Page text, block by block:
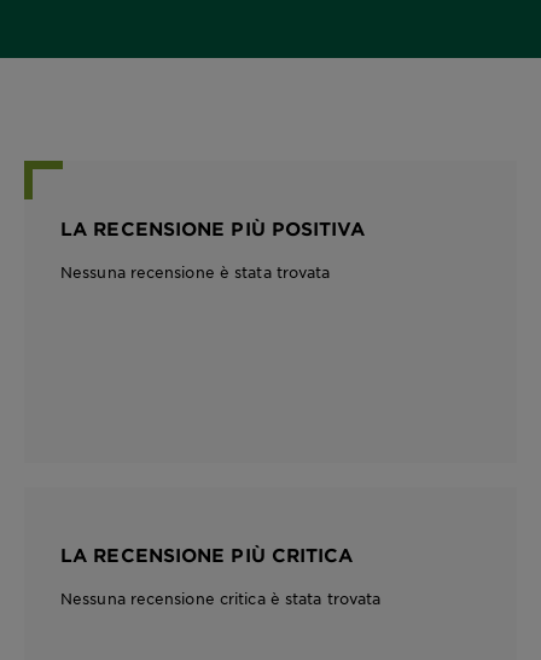
LA RECENSIONE PIÙ POSITIVA
Nessuna recensione è stata trovata
LA RECENSIONE PIÙ CRITICA
Nessuna recensione critica è stata trovata